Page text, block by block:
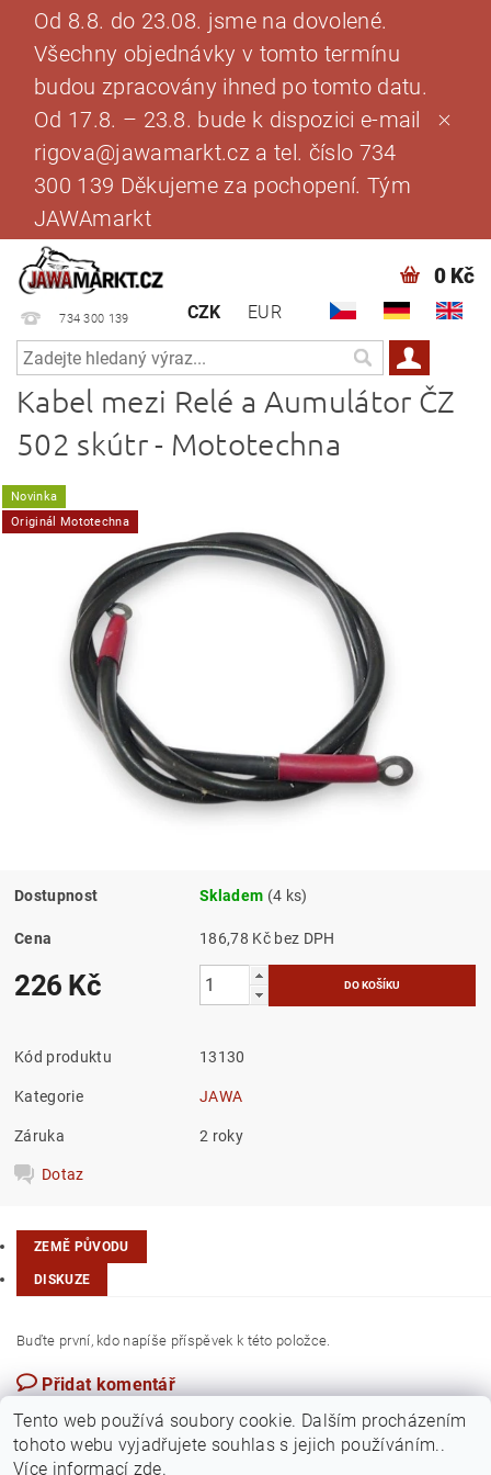
Od 8.8. do 23.08. jsme na dovolené.
Všechny objednávky v tomto termínu
budou zpracovány ihned po tomto datu.
Od 17.8. – 23.8. bude k dispozici e-mail
rigova@jawamarkt.cz a tel. číslo 734
300 139 Děkujeme za pochopení. Tým
JAWAmarkt
734 300 139 CZK EUR
0 Kč
Kabel mezi Relé a Aumulátor ČZ
502 skútr - Mototechna
Novinka
Originál Mototechna
Dostupnost Skladem (4 ks)
Cena 186,78 Kč bez DPH
226 Kč
Kód produktu 13130
Kategorie JAWA
Záruka 2 roky
Dotaz
ZEMĚ PŮVODU
DISKUZE
Buďte první, kdo napíše příspěvek k této položce.
Přidat komentář
Tento web používá soubory cookie. Dalším procházením
tohoto webu vyjadřujete souhlas s jejich používáním..
Více informací zde.